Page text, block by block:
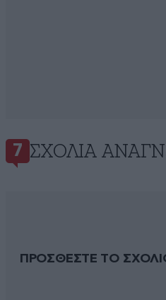
7 ΣΧΌΛΙΑ
ΠΡΟΣΘΕΣΤΕ ΤΟ